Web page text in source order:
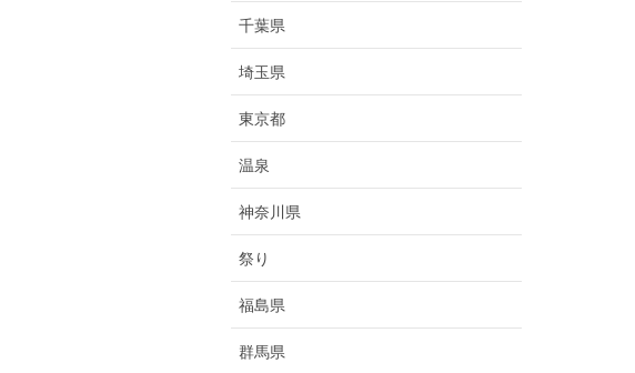
千葉県
埼玉県
東京都
温泉
神奈川県
祭り
福島県
群馬県